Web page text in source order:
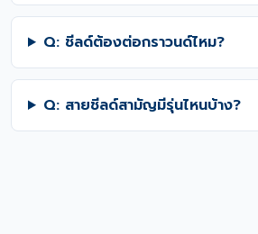
Q: ชีลด์ต้องต่อกราวนด์ไหม?
Q: สายชีลด์สามัญมีรุ่นไหนบ้าง?